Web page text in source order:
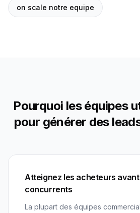
on scale notre equipe
Pourquoi les équipes
pour générer des
Atteignez les acheteurs
concurrents
La plupart des équipes